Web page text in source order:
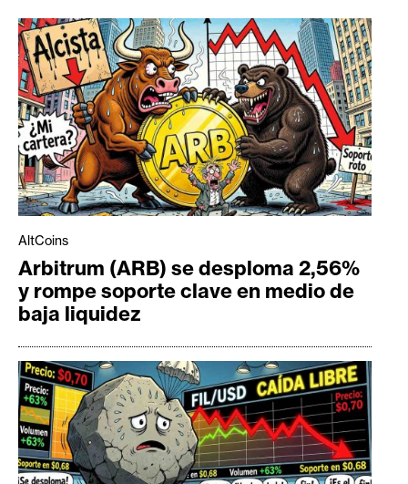
AltCoins
Arbitrum (ARB) se desploma 2,56%
y rompe soporte clave en medio de
baja liquidez